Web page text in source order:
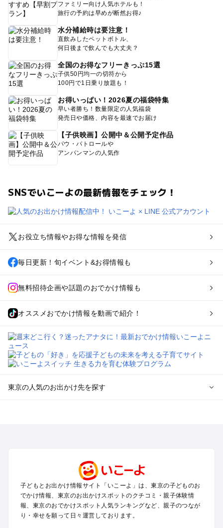
ファミリー向け人気ホテルも！
旅行の予約は早めが断然お得♪
水分補給時は要注意！
直飲みしたペットボトル、
何日後まで飲んでも大丈夫？
全国のお得なフリーきっぷ15選
子供50円均一の切符から
100円で1日乗り放題も！
お得いっぱい！2026夏の福袋特集
早い者勝ち！数量限定の人気福袋
発売日や価格、内容を最速でお届け
【子供映画】公開中＆公開予定作品
パウ・パトロールや
アンパンマンの人気作
SNSでいこーよの最新情報をチェック！
お役立ち情報やお得な情報を発信
毎日更新！旬イベント&お得情報も
無料招待企画や話題のおでかけ情報も
オススメおでかけ情報を動画で紹介！
東京の人気のお出かけ先を探す
町田・相模原・愛川・上野原のプールお出かけ
渋谷・原宿・恵比寿・中目黒・自由が丘のプールお出かけ
池袋・赤羽・王子・巣鴨・目白・石神井のプールお出かけ
新宿・高田馬場・代々木・千駄ヶ谷のプールお出かけ
銀座・丸の内・日本橋・有楽町・築地・月島のプールお出かけ
子どもとお出かけ情報サイト「いこーよ」は、東京の子どものお
でかけ情報、東京のお出かけスポットのクチコミ・親子体験情
報、東京のおでかけスポット人気ランキングなど、親子のつなが
り・幸せを願って日々運営しております。